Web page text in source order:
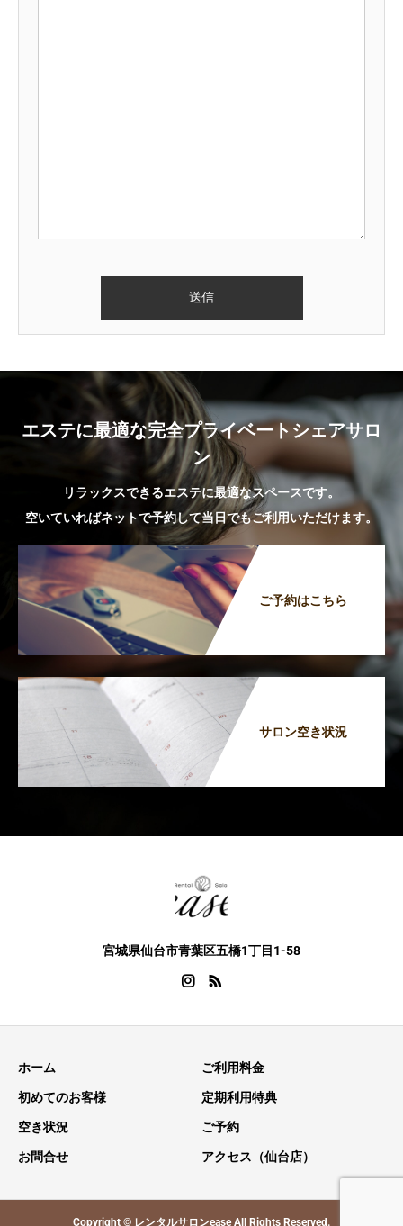
エステに最適な完全プライベートシェアサロ
ン
リラックスできるエステに最適なスペースです。
空いていればネットで予約して当日でもご利用いただけます。
ご予約はこちら
サロン空き状況
宮城県仙台市青葉区五橋1丁目1-58
ホーム ご利用料金
初めてのお客様 定期利用特典
空き状況 ご予約
お問合せ アクセス（仙台店）
Copyright © レンタルサロンease All Rights Reserved.